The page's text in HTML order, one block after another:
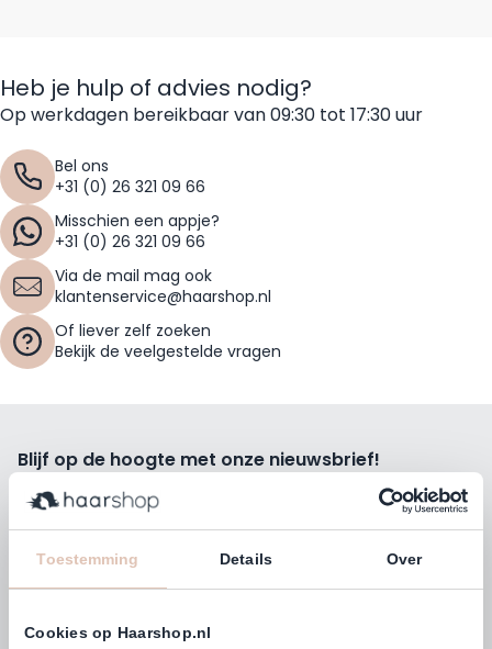
Toestemming Details Over
Cookies op Haarshop.nl
Heb je hulp of advies nodig?
Op werkdagen bereikbaar van 09:30 tot 17:30 uur
Bel ons
+31 (0) 26 321 09 66
Misschien een appje?
+31 (0) 26 321 09 66
Via de mail mag ook
klantenservice@haarshop.nl
Of liever zelf zoeken
Bekijk de veelgestelde vragen
Blijf op de hoogte met onze nieuwsbrief!
Ontvang wekelijks de beste kortingsacties, tips en nieuws
rechtstreeks in jou e-mailbox.
E-mailadres
Inschrijven
Volg ons